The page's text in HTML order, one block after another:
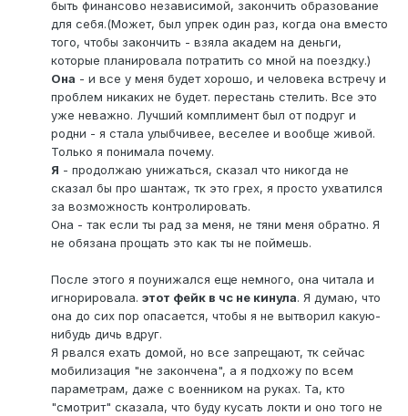
быть финансово независимой, закончить образование
для себя.(Может, был упрек один раз, когда она вместо
того, чтобы закончить - взяла академ на деньги,
которые планировала потратить со мной на поездку.)
Она - и все у меня будет хорошо, и человека встречу и
проблем никаких не будет. перестань стелить. Все это
уже неважно. Лучший комплимент был от подруг и
родни - я стала улыбчивее, веселее и вообще живой.
Только я понимала почему.
Я - продолжаю унижаться, сказал что никогда не
сказал бы про шантаж, тк это грех, я просто ухватился
за возможность контролировать.
Она - так если ты рад за меня, не тяни меня обратно. Я
не обязана прощать это как ты не поймешь.
После этого я поунижался еще немного, она читала и
игнорировала. этот фейк в чс не кинула. Я думаю, что
она до сих пор опасается, чтобы я не вытворил какую-
нибудь дичь вдруг.
Я рвался ехать домой, но все запрещают, тк сейчас
мобилизация "не закончена", а я подхожу по всем
параметрам, даже с военником на руках. Та, кто
"смотрит" сказала, что буду кусать локти и оно того не